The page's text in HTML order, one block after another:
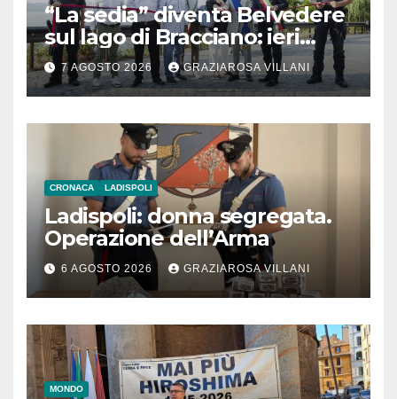
“La sedia” diventa Belvedere
sul lago di Bracciano: ieri
l’inaugurazione
7 AGOSTO 2026 GRAZIAROSA VILLANI
CRONACA LADISPOLI
Ladispoli: donna segregata.
Operazione dell’Arma
6 AGOSTO 2026 GRAZIAROSA VILLANI
MONDO